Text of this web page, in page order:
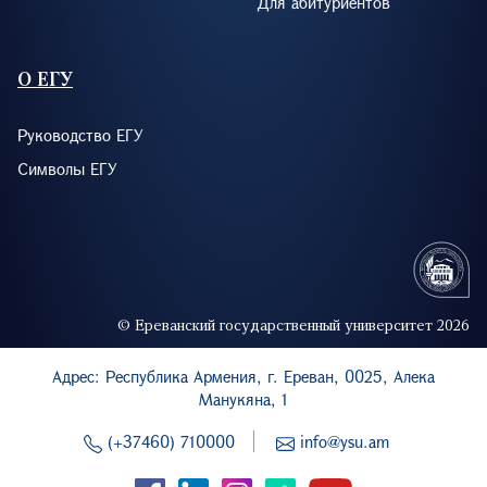
О ЕГУ
Руководство ЕГУ
Символы ЕГУ
© Ереванский государственный университет 2026
Адрес: Республика Армения, г. Ереван, 0025, Алека
Манукяна, 1
(+37460) 710000
info@ysu.am